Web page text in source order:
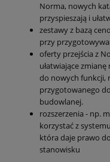
Norma, nowych
przyspieszają i
zestawy z bazą
przy
oferty przejścia z
ułatwiające
do nowych funkcji,
przygotowanego
budowlanej.
rozszerzenia - np.
korzystać z
która daje prawo
stanowisku